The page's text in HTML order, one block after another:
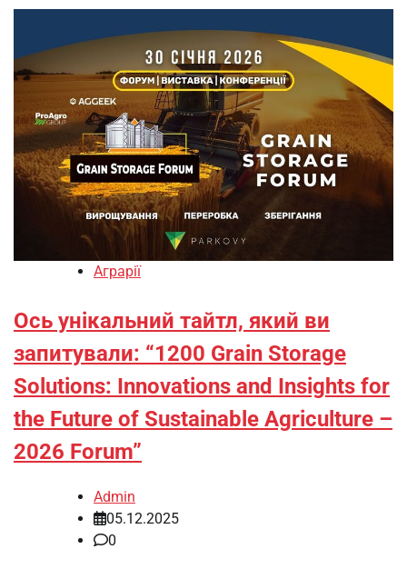
Аграрії
Ось унікальний тайтл, який ви
запитували: “1200 Grain Storage
Solutions: Innovations and Insights for
the Future of Sustainable Agriculture –
2026 Forum”
Admin
05.12.2025
0